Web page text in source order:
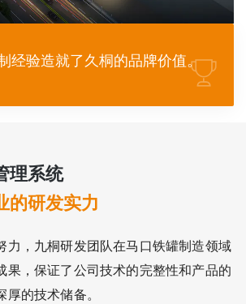
经验造就了久桐的品牌价值。
理系统
的研发实力
力，九桐研发团队在马口铁罐制造领域
果，保证了公司技术的完整性和产品的
的技术储备。